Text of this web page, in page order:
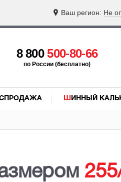
Ваш регион: Не
8 800500-80-66
по России (бесплатно)
ШИННЫЙ